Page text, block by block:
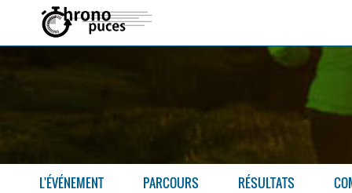
L'ÉVÉNEMENT PARCOURS RÉSULTATS